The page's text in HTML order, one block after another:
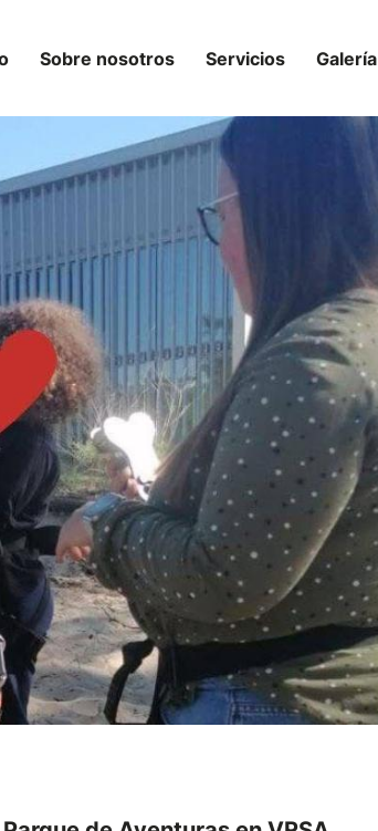
Sobre nosotros Servicios Galería